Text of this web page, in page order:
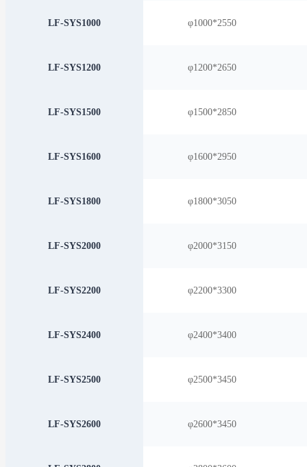
LF-SYS1000 φ1000*2550
LF-SYS1200 φ1200*2650
LF-SYS1500 φ1500*2850
LF-SYS1600 φ1600*2950
LF-SYS1800 φ1800*3050
LF-SYS2000 φ2000*3150
LF-SYS2200 φ2200*3300
LF-SYS2400 φ2400*3400
LF-SYS2500 φ2500*3450
LF-SYS2600 φ2600*3450